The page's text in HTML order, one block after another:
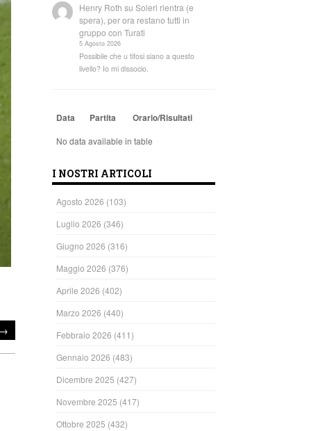
→
Henry Roth suSoleri rientra (e
spera), per ora restano tutti in
gruppo con Turati
5 Agosto 2026
Possibile che u tifosi siano a questo
livello? Io mi dissocio.
Data Partita Orario/Risultati
No data available in table
I NOSTRI ARTICOLI
Agosto 2026 (103)
Luglio 2026 (346)
Giugno 2026 (316)
Maggio 2026 (376)
Aprile 2026 (402)
Marzo 2026 (440)
Febbraio 2026 (411)
Gennaio 2026 (483)
Dicembre 2025 (427)
Novembre 2025 (417)
Ottobre 2025 (432)